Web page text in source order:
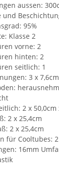
aussen:
und
95%
Klasse 2
vorne: 2
hinten: 2
seitlich: 1
3 x 7,6cm
2 x 50,0cm
2 x 25,4cm
2 x 25,4cm
für Cooltubes: 2
16mm